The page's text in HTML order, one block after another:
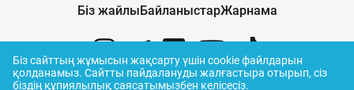
Біз жайлыБайланыстарЖарнама
Біз сайттың жұмысын жақсарту үшін cookie файлдарын
қолданамыз. Сайтты пайдалануды жалғастыра отырып, сіз
біздің құпиялылық саясатымызбен келісесіз.